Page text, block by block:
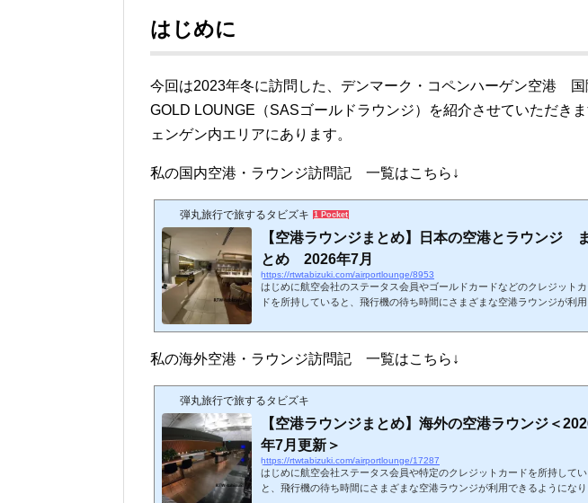
はじめに
今回は2023年冬に訪問した、デンマーク・コペンハーゲン空港
GOLD LOUNGE（SASゴールドラウンジ）を紹介させていただき
ェンゲン内エリアにあります。
私の国内空港・ラウンジ訪問記 一覧はこちら↓
弾丸旅行で旅するタビズキ 1 Pocket
【空港ラウンジまとめ】日本の空港とラウンジ ま
とめ 2026年7月
https://rtwtabizuki.com/airportlounge/8953
はじめに航空会社のステータス会員やゴールドカードなどのクレジットカ
ドを所持していると、飛行機の待ち時間にさまざまな空港ラウンジが利用
してまとめてみました。いわゆるカードラウンジや航空会社ラウンジ以
していません。リンク先は私の空港やラウンジの体験記となります。略
めはこちら↓スポンサーリ...
私の海外空港・ラウンジ訪問記 一覧はこちら↓
弾丸旅行で旅するタビズキ
【空港ラウンジまとめ】海外の空港ラウンジ＜
年7月更新＞
https://rtwtabizuki.com/airportlounge/17287
はじめに航空会社ステータス会員や特定のクレジットカードを所持してい
と、飛行機の待ち時間にさまざまな空港ラウンジが利用できるようになり